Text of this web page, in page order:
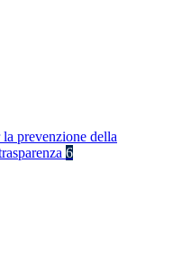
prevenzione della
6